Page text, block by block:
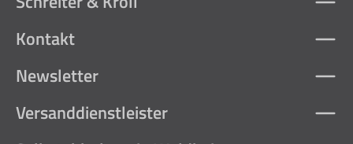
Kontakt
Newsletter
Versanddienstleister